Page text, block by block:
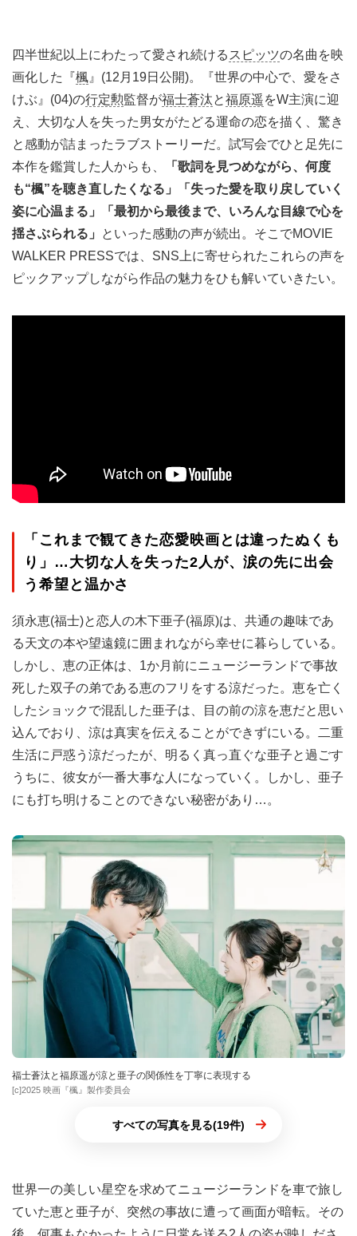
四半世紀以上にわたって愛され続ける スピッツの名曲を映
画化した『楓 』(12月19日公開)。『世界の中心で、愛をさ
けぶ』(04)の行定勲監督が福士蒼汰と福原遥をW主演に迎
え、大切な人を失った男女がたどる運命の恋を描く、驚き
と感動が詰まったラブストーリーだ。試写会でひと足先に
本作を鑑賞した人からも、
「歌詞を見つめながら、何度
も“楓”を聴き直したくなる」「失った愛を取り戻していく
姿に心温まる」「最初から最後まで、いろんな目線で心を
揺さぶられる」
といった感動の声が続出。そこでMOVIE
WALKER PRESSでは、SNS上に寄せられたこれらの声を
ピックアップしながら作品の魅力をひも解いていきたい。
「これまで観てきた恋愛映画とは違ったぬくも
り」…大切な人を失った2人が、涙の先に出会
う希望と温かさ
須永恵(福士)と恋人の木下亜子(福原)は、共通の趣味であ
る天文の本や望遠鏡に囲まれながら幸せに暮らしている。
しかし、恵の正体は、1か月前にニュージーランドで事故
死した双子の弟である恵のフリをする涼だった。恵を亡く
したショックで混乱した亜子は、目の前の涼を恵だと思い
込んでおり、涼は真実を伝えることができずにいる。二重
生活に戸惑う涼だったが、明るく真っ直ぐな亜子と過ごす
うちに、彼女が一番大事な人になっていく。しかし、亜子
にも打ち明けることのできない秘密があり…。
福士蒼汰と福原遥が涼と亜子の関係性を丁寧に表現する
[c]2025 映画『楓』製作委員会
すべての写真を見る(19件)
世界一の美しい星空を求めてニュージーランドを車で旅し
ていた恵と亜子が、突然の事故に遭って画面が暗転。その